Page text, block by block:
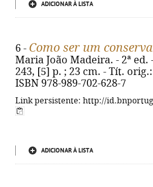
ADICIONAR À LISTA
6 - Como ser um
Maria João Madeira. - 2ª ed.
243, [5] p. ; 23 cm. - Tít.
ISBN 978-989-702-628-7
Link persistente: http://
ADICIONAR À LISTA